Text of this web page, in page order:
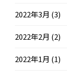
2022年3月 (3)
2022年2月 (2)
2022年1月 (1)